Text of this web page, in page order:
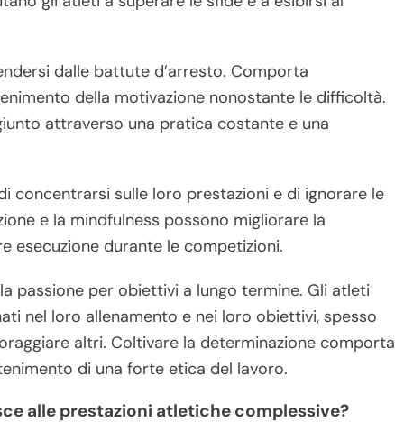
dalle battute d’arresto. Comporta
della motivazione nonostante le difficoltà.
attraverso una pratica costante e una
concentrarsi sulle loro prestazioni e di ignorare le
e la mindfulness possono migliorare la
esecuzione durante le competizioni.
passione per obiettivi a lungo termine. Gli atleti
nel loro allenamento e nei loro obiettivi, spesso
altri. Coltivare la determinazione comporta
di una forte etica del lavoro.
alle prestazioni atletiche complessive?